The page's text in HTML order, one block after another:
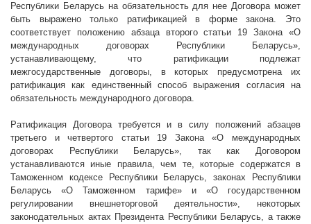
Республики Беларусь на обязательность для нее Договора может
быть выражено только ратификацией в форме закона. Это
соответствует положению абзаца второго статьи 19 Закона «О
международных договорах Республики Беларусь»,
устанавливающему, что ратификации подлежат
межгосударственные договоры, в которых предусмотрена их
ратификация как единственный способ выражения согласия на
обязательность международного договора.
Ратификация Договора требуется и в силу положений абзацев
третьего и четвертого статьи 19 Закона «О международных
договорах Республики Беларусь», так как Договором
устанавливаются иные правила, чем те, которые содержатся в
Таможенном кодексе Республики Беларусь, законах Республики
Беларусь «О Таможенном тарифе» и «О государственном
регулировании внешнеторговой деятельности», некоторых
законодательных актах Президента Республики Беларусь, а также